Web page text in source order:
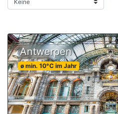
Antwerpen
ø min. 10°C im Jahr